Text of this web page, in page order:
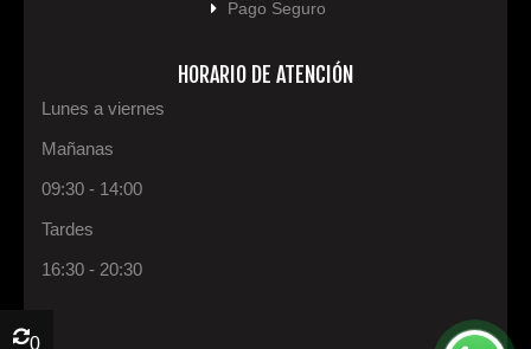
Pago Seguro
HORARIO DE ATENCIÓN
Lunes a viernes
Mañanas
09:30 - 14:00
Tardes
16:30 - 20:30
0